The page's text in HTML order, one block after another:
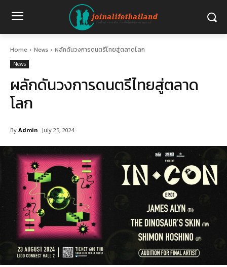
Home News ผลักดันวงการดนตรีไทยสู่ตลาดโลก
News
ผลักดันวงการดนตรีไทยสู่ตลาด
โลก
By Admin July 25, 2024